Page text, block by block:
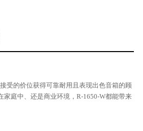
受的价位获得可靠耐用且表现出色音箱的顾
家庭中、还是商业环境，R-1650-W都能带来